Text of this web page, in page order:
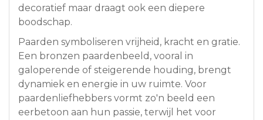
decoratief maar draagt ook een diepere
boodschap.
Paarden symboliseren vrijheid, kracht en gratie.
Een bronzen paardenbeeld, vooral in
galoperende of steigerende houding, brengt
dynamiek en energie in uw ruimte. Voor
paardenliefhebbers vormt zo'n beeld een
eerbetoon aan hun passie, terwijl het voor